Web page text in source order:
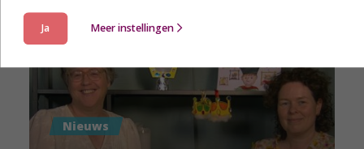
Nieuws
Ja Meer instellingen